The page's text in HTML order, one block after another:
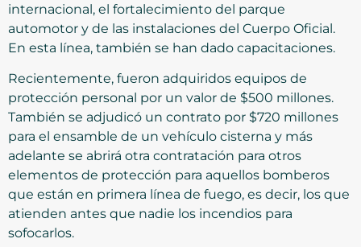
internacional, el fortalecimiento del parque
automotor y de las instalaciones del Cuerpo Oficial.
En esta línea, también se han dado capacitaciones.
Recientemente, fueron adquiridos equipos de
protección personal por un valor de $500 millones.
También se adjudicó un contrato por $720 millones
para el ensamble de un vehículo cisterna y más
adelante se abrirá otra contratación para otros
elementos de protección para aquellos bomberos
que están en primera línea de fuego, es decir, los que
atienden antes que nadie los incendios para
sofocarlos.